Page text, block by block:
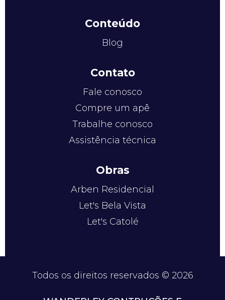
Conteúdo
Blog
Contato
Fale conosco
Compre um apê
Trabalhe conosco
Assistência técnica
Obras
Arben Residencial
Let's Bela Vista
Let's Catolé
Todos os direitos reservados © 2026